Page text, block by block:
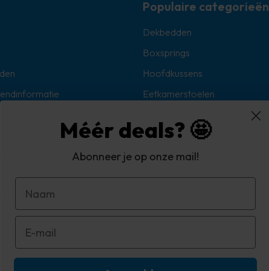
Populaire categorieën
Dekbedden
Boxsprings
Hoofdkussens
Eetkamerstoelen
Hoekbanken
Méér deals? 🤩
Abonneer je op onze mail!